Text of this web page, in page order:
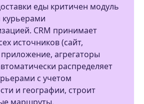
еды критичен модуль
курьерами
CRM принимает
источников (сайт,
агрегаторы
распределяет
с учетом
и географии, строит